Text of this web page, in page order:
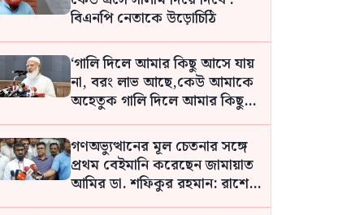
বিএনপি নেতাকে উড়োচিঠি
‘গালি দিলে আমার কিছু আসে যায়
না, বরং লাভ আছে,কেউ আমাকে
অহেতুক গালি দিলে আমার কিছু
গুনাহ মাফ হবে: জামায়াত আমির
গণঅভ্যুত্থানের মূল চেতনার সঙ্গে
প্রথম বেইমানি করেছেন জামায়াত
আমির ডা. শফিকুর রহমান: রাশেদ
খান